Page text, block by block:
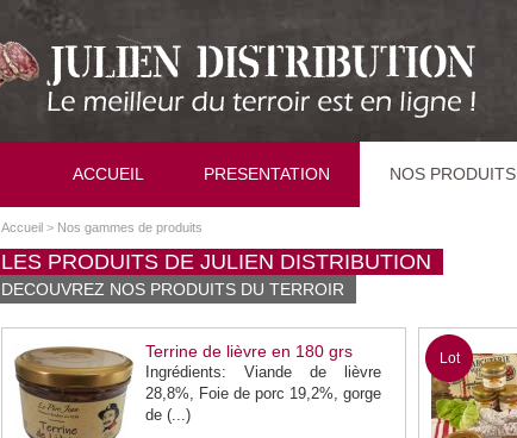
ACCUEIL PRESENTATION NOS PRODUITS
Accueil > Nos gammes de produits
LES PRODUITS DE JULIEN DISTRIBUTION
DECOUVREZ NOS PRODUITS DU TERROIR
Terrine de lièvre en 180 grs
Ingrédients: Viande de lièvre
28,8%, Foie de porc 19,2%, gorge
de (...)
Lot